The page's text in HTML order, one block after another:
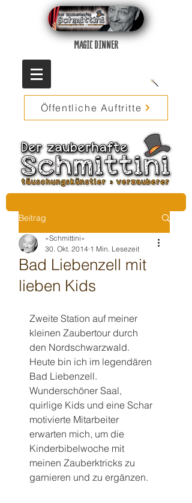
MAGIC DINNER
Öffentliche Auftritte
Beitrag
Bad Liebenzell mit
lieben Kids
»Schmittini«
30. Okt. 2014 1 Min. Lesezeit
Zweite Station auf meiner
kleinen Zaubertour durch
den Nordschwarzwald.
Heute bin ich im legendären
Bad Liebenzell.
Wunderschöner Saal,
quirlige Kids und eine Schar
motivierte Mitarbeiter
erwarten mich, um die
Kinderbibelwoche mit
meinen Zauberktricks zu
garnieren und zu ergänzen.